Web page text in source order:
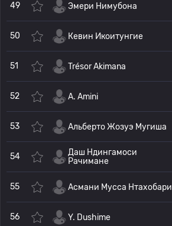
49 Эмери Нимубона
50 Кевин Икоитунгие
51 Trésor Akimana
52 A. Amini
53 Альберто Жозуэ Мугиша
54
Даш Ндингамоси
Рачимане
55 Асмани Мусса Нтахобари
56 Y. Dushime